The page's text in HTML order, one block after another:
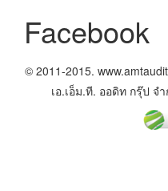
Facebook
© 2011-2015.
เอ.เอ็ม.ที. ออดิท กรุ๊ป จ